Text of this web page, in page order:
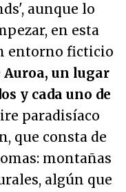
aunque lo
en esta
entorno ficticio
Auroa, un lugar
y cada uno de
paradisíaco
que consta de
montañas
algún que